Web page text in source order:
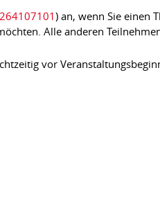
) an, wenn Sie einen
Alle anderen
vor